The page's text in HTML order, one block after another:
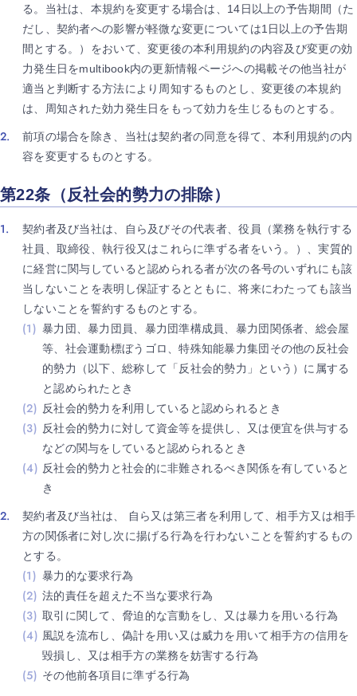
る。当社は、本規約を変更する場合は、14日以上の予告期間（た
だし、契約者への影響が軽微な変更については1日以上の予告期
間とする。）をおいて、変更後の本利用規約の内容及び変更の効
力発生日をmultibook内の更新情報ページへの掲載その他当社が
適当と判断する方法により周知するものとし、変更後の本規約
は、周知された効力発生日をもって効力を生じるものとする。
前項の場合を除き、当社は契約者の同意を得て、本利用規約の内
容を変更するものとする。
第22条（反社会的勢力の排除）
契約者及び当社は、自ら及びその代表者、役員（業務を執行する
社員、取締役、執行役又はこれらに準ずる者をいう。）、実質的
に経営に関与していると認められる者が次の各号のいずれにも該
当しないことを表明し保証するとともに、将来にわたっても該当
しないことを誓約するものとする。
暴力団、暴力団員、暴力団準構成員、暴力団関係者、総会屋
等、社会運動標ぼうゴロ、特殊知能暴力集団その他の反社会
的勢力（以下、総称して「反社会的勢力」という）に属する
と認められたとき
反社会的勢力を利用していると認められるとき
反社会的勢力に対して資金等を提供し、又は便宜を供与する
などの関与をしていると認められるとき
反社会的勢力と社会的に非難されるべき関係を有していると
き
契約者及び当社は、 自ら又は第三者を利用して、相手方又は相手
方の関係者に対し次に揚げる行為を行わないことを誓約するもの
とする。
暴力的な要求行為
法的責任を超えた不当な要求行為
取引に関して、脅迫的な言動をし、又は暴力を用いる行為
風説を流布し、偽計を用い又は威力を用いて相手方の信用を
毀損し、又は相手方の業務を妨害する行為
その他前各項目に準ずる行為